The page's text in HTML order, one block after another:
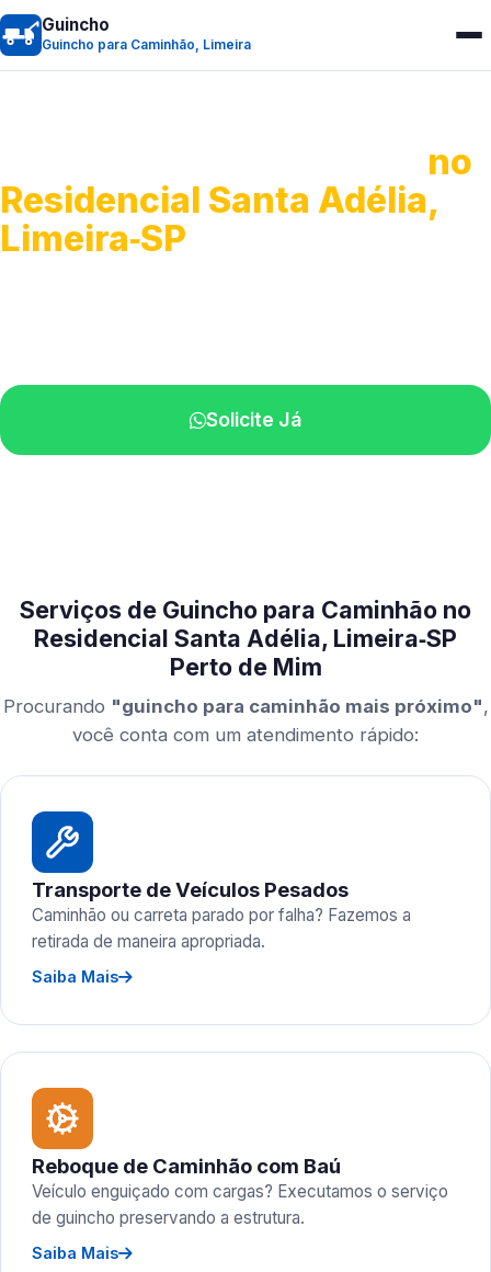
Guincho
Guincho para Caminhão, Limeira
no
Residencial Santa Adélia,
Limeira‑SP
Solicite Já
Serviços de Guincho para Caminhão no
Residencial Santa Adélia, Limeira‑SP
Perto de Mim
Procurando "guincho para caminhão mais próximo",
você conta com um atendimento rápido:
Transporte de Veículos Pesados
Caminhão ou carreta parado por falha? Fazemos a
retirada de maneira apropriada.
Saiba Mais
Reboque de Caminhão com Baú
Veículo enguiçado com cargas? Executamos o serviço
de guincho preservando a estrutura.
Saiba Mais